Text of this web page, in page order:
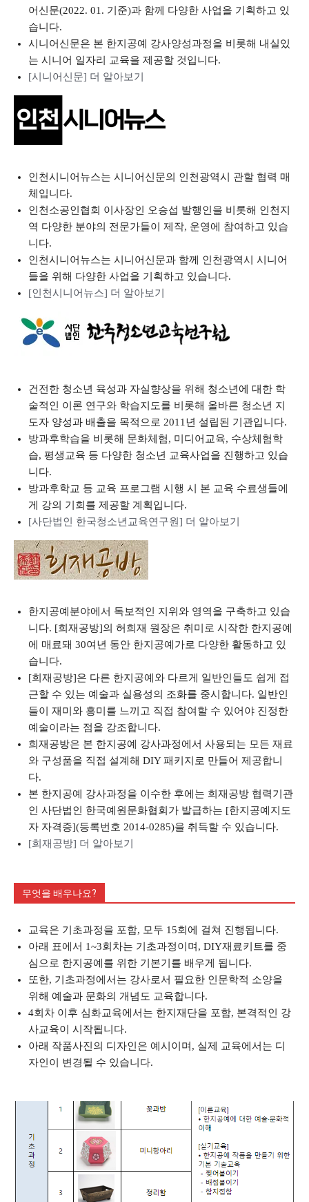
어신문(2022. 01. 기준)과 함께 다양한 사업을 기획하고 있
습니다.
시니어신문은 본 한지공예 강사양성과정을 비롯해 내실있
는 시니어 일자리 교육을 제공할 것입니다.
[시니어신문] 더 알아보기
인천시니어뉴스는 시니어신문의 인천광역시 관할 협력 매
체입니다.
인천소공인협회 이사장인 오승섭 발행인을 비롯해 인천지
역 다양한 분야의 전문가들이 제작, 운영에 참여하고 있습
니다.
인천시니어뉴스는 시니어신문과 함께 인천광역시 시니어
들을 위해 다양한 사업을 기획하고 있습니다.
[인천시니어뉴스] 더 알아보기
건전한 청소년 육성과 자실향상을 위해 청소년에 대한 학
술적인 이론 연구와 학습지도를 비롯해 올바른 청소년 지
도자 양성과 배출을 목적으로 2011년 설립된 기관입니다.
방과후학습을 비롯해 문화체험, 미디어교육, 수상체험학
습, 평생교육 등 다양한 청소년 교육사업을 진행하고 있습
니다.
방과후학교 등 교육 프로그램 시행 시 본 교육 수료생들에
게 강의 기회를 제공할 계획입니다.
[사단법인 한국청소년교육연구원] 더 알아보기
한지공예분야에서 독보적인 지위와 영역을 구축하고 있습
니다. [희재공방]의 허희재 원장은 취미로 시작한 한지공예
에 매료돼 30여년 동안 한지공예가로 다양한 활동하고 있
습니다.
[희재공방]은 다른 한지공예와 다르게 일반인들도 쉽게 접
근할 수 있는 예술과 실용성의 조화를 중시합니다. 일반인
들이 재미와 흥미를 느끼고 직접 참여할 수 있어야 진정한
예술이라는 점을 강조합니다.
희재공방은 본 한지공예 강사과정에서 사용되는 모든 재료
와 구성품을 직접 설계해 DIY 패키지로 만들어 제공합니
다.
본 한지공예 강사과정을 이수한 후에는 희재공방 협력기관
인 사단법인 한국예원문화협회가 발급하는 [한지공예지도
자 자격증](등록번호 2014-0285)을 취득할 수 있습니다.
[희재공방] 더 알아보기
무엇을 배우나요?
교육은 기초과정을 포함, 모두 15회에 걸쳐 진행됩니다.
아래 표에서 1~3회차는 기초과정이며, DIY재료키트를 중
심으로 한지공예를 위한 기본기를 배우게 됩니다.
또한, 기초과정에서는 강사로서 필요한 인문학적 소양을
위해 예술과 문화의 개념도 교육합니다.
4회차 이후 심화교육에서는 한지재단을 포함, 본격적인 강
사교육이 시작됩니다.
아래 작품사진의 디자인은 예시이며, 실제 교육에서는 디
자인이 변경될 수 있습니다.